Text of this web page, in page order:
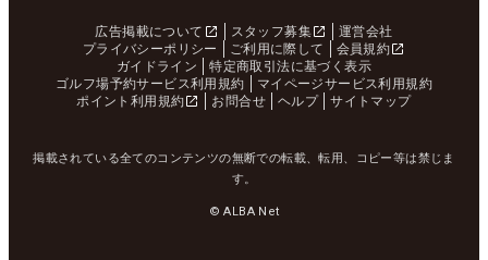
広告掲載について スタッフ募集
運営会社
プライバシーポリシー
ご利用に際して
会員規約
ガイドライン
特定商取引法に基づく表示
ゴルフ場予約サービス利用規約
マイページサービス利用規約
ポイント利用規約
お問合せ ヘルプ サイトマップ
掲載されている全てのコンテンツの無断での転載、転用、コピー等は禁じま
す。
© ALBA Net